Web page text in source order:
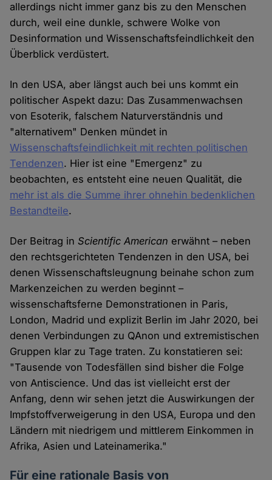
allerdings nicht immer ganz bis zu den Menschen
durch, weil eine dunkle, schwere Wolke von
Desinformation und Wissenschaftsfeindlichkeit den
Überblick verdüstert.
In den USA, aber längst auch bei uns kommt ein
politischer Aspekt dazu: Das Zusammenwachsen
von Esoterik, falschem Naturverständnis und
"alternativem" Denken mündet in
Wissenschaftsfeindlichkeit mit rechten politischen
Tendenzen. Hier ist eine "Emergenz" zu
beobachten, es entsteht eine neuen Qualität, die
mehr ist als die Summe ihrer ohnehin bedenklichen
Bestandteile.
Der Beitrag inScientific American erwähnt – neben
den rechtsgerichteten Tendenzen in den USA, bei
denen Wissenschaftsleugnung beinahe schon zum
Markenzeichen zu werden beginnt –
wissenschaftsferne Demonstrationen in Paris,
London, Madrid und explizit Berlin im Jahr 2020, bei
denen Verbindungen zu QAnon und extremistischen
Gruppen klar zu Tage traten. Zu konstatieren sei:
"Tausende von Todesfällen sind bisher die Folge
von Antiscience. Und das ist vielleicht erst der
Anfang, denn wir sehen jetzt die Auswirkungen der
Impfstoffverweigerung in den USA, Europa und den
Ländern mit niedrigem und mittlerem Einkommen in
Afrika, Asien und Lateinamerika."
Für eine rationale Basis von